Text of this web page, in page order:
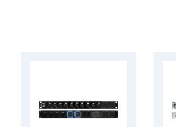
semplificato reti
Le unità hardware si